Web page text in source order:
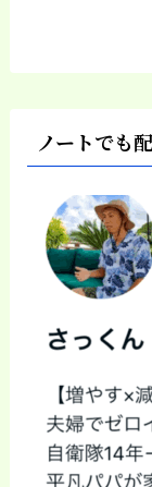
ノートでも